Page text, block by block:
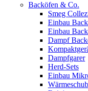
Backöfen & Co.
Smeg
Einbau
Einbau
Dampf
Dampfgarer
Herd-Sets
Einbau